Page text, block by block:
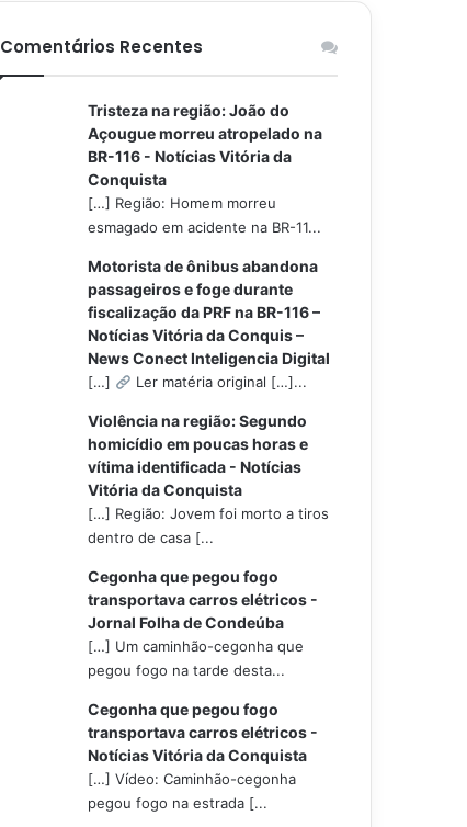
Comentários Recentes
Tristeza na região: João do
Açougue morreu atropelado na
BR-116 - Notícias Vitória da
Conquista
[…] Região: Homem morreu
esmagado em acidente na BR-11...
Motorista de ônibus abandona
passageiros e foge durante
fiscalização da PRF na BR-116 –
Notícias Vitória da Conquis –
News Conect Inteligencia Digital
[…] Ler matéria original […]...
Violência na região: Segundo
homicídio em poucas horas e
vítima identificada - Notícias
Vitória da Conquista
[…] Região: Jovem foi morto a tiros
dentro de casa [...
Cegonha que pegou fogo
transportava carros elétricos -
Jornal Folha de Condeúba
[…] Um caminhão-cegonha que
pegou fogo na tarde desta...
Cegonha que pegou fogo
transportava carros elétricos -
Notícias Vitória da Conquista
[…] Vídeo: Caminhão-cegonha
pegou fogo na estrada [...